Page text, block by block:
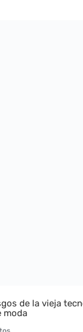
de la vieja
moda